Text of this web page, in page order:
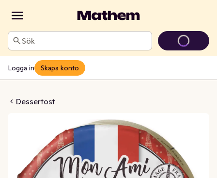
Sök
Logga in Skapa konto
Dessertost
Vitmögelost 30%